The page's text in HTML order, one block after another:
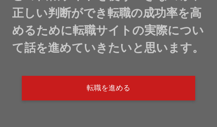
正しい判断ができ転職の成功率を高
めるために転職サイトの実際につい
て話を進めていきたいと思います。
転職を進める